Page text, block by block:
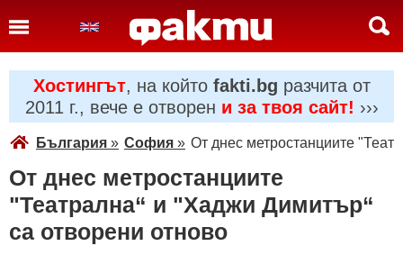
Хостингът, на който fakti.bg разчита от
2011 г., вече е отворен и за твоя сайт! ›››
България » София » От днес метростанциите
От днес метростанциите
"Театрална“ и "Хаджи Димитър“
са отворени отново